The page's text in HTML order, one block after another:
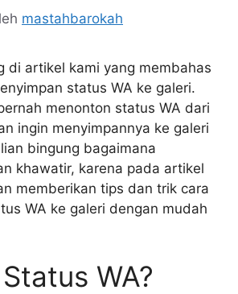
mastahbarokah
di artikel kami yang membahas
status WA ke galeri.
menonton status WA dari
ingin menyimpannya ke galeri
bingung bagaimana
khawatir, karena pada artikel
memberikan tips dan trik cara
WA ke galeri dengan mudah
WA?